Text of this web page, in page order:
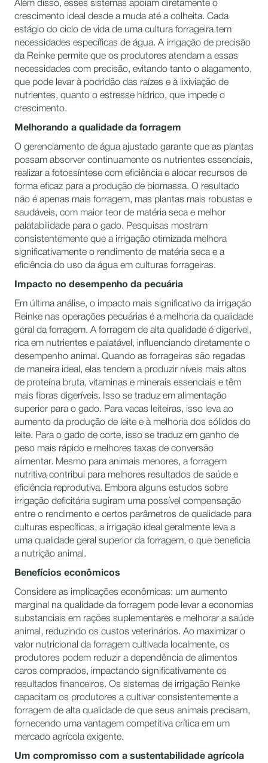
Além disso, esses sistemas apoiam diretamente o
crescimento ideal desde a muda até a colheita. Cada
estágio do ciclo de vida de uma cultura forrageira tem
necessidades específicas de água. A irrigação de precisão
da Reinke permite que os produtores atendam a essas
necessidades com precisão, evitando tanto o alagamento,
que pode levar à podridão das raízes e à lixiviação de
nutrientes, quanto o estresse hídrico, que impede o
crescimento.
Melhorando a qualidade da forragem
O gerenciamento de água ajustado garante que as plantas
possam absorver continuamente os nutrientes essenciais,
realizar a fotossíntese com eficiência e alocar recursos de
forma eficaz para a produção de biomassa. O resultado
não é apenas mais forragem, mas plantas mais robustas e
saudáveis, com maior teor de matéria seca e melhor
palatabilidade para o gado. Pesquisas mostram
consistentemente que a irrigação otimizada melhora
significativamente o rendimento de matéria seca e a
eficiência do uso da água em culturas forrageiras.
Impacto no desempenho da pecuária
Em última análise, o impacto mais significativo da irrigação
Reinke nas operações pecuárias é a melhoria da qualidade
geral da forragem. A forragem de alta qualidade é digerível,
rica em nutrientes e palatável, influenciando diretamente o
desempenho animal. Quando as forrageiras são regadas
de maneira ideal, elas tendem a produzir níveis mais altos
de proteína bruta, vitaminas e minerais essenciais e têm
mais fibras digeríveis. Isso se traduz em alimentação
superior para o gado. Para vacas leiteiras, isso leva ao
aumento da produção de leite e à melhoria dos sólidos do
leite. Para o gado de corte, isso se traduz em ganho de
peso mais rápido e melhores taxas de conversão
alimentar. Mesmo para animais menores, a forragem
nutritiva contribui para melhores resultados de saúde e
eficiência reprodutiva. Embora alguns estudos sobre
irrigação deficitária sugiram uma possível compensação
entre o rendimento e certos parâmetros de qualidade para
culturas específicas, a irrigação ideal geralmente leva a
uma qualidade geral superior da forragem, o que beneficia
a nutrição animal.
Benefícios econômicos
Considere as implicações econômicas: um aumento
marginal na qualidade da forragem pode levar a economias
substanciais em rações suplementares e melhorar a saúde
animal, reduzindo os custos veterinários. Ao maximizar o
valor nutricional da forragem cultivada localmente, os
produtores podem reduzir a dependência de alimentos
caros comprados, impactando significativamente os
resultados financeiros. Os sistemas de irrigação Reinke
capacitam os produtores a cultivar consistentemente a
forragem de alta qualidade de que seus animais precisam,
fornecendo uma vantagem competitiva crítica em um
mercado agrícola exigente.
Um compromisso com a sustentabilidade agrícola